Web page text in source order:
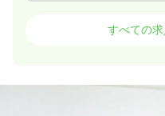
お問い合わせください
すべての